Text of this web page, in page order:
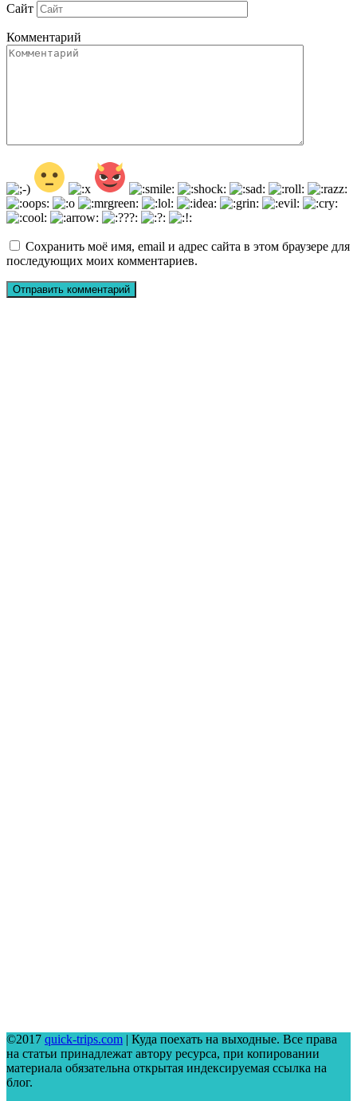
Сайт
Комментарий
Сохранить моё имя, email и адрес сайта в этом браузере для
последующих моих комментариев.
©2017 quick-trips.com | Куда поехать на выходные. Все права
на статьи принадлежат автору ресурса, при копировании
материала обязательна открытая индексируемая ссылка на
блог.